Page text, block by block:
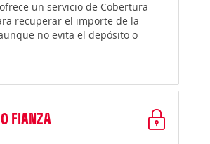
un servicio de Cobertura
recuperar el importe de la
no evita el depósito o
FIANZA